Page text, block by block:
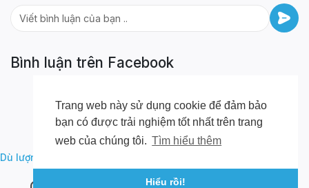
Trang web này sử dụng cookie để đảm bảo
bạn có được trải nghiệm tốt nhất trên trang
web của chúng tôi. Tìm hiểu thêm
Hiểu rồi!
Bình luận trên Facebook
Dù lượn Hà Giang